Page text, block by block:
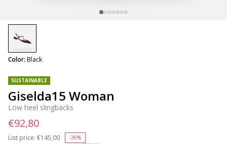
SUSTAINABLE
Giselda15 Woman
Low heel slingbacks
List price: Price reduced from
€145,00 -36%
€92,80
Color: Black
selected